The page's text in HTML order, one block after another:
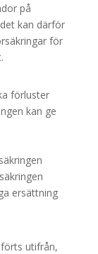
på
kan därför
för
förluster
kan ge
ersättning
utifrån,